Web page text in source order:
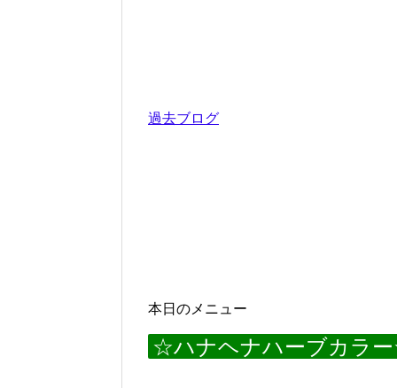
過去ブログ
本日のメニュー
☆ハナヘナハーブカラ